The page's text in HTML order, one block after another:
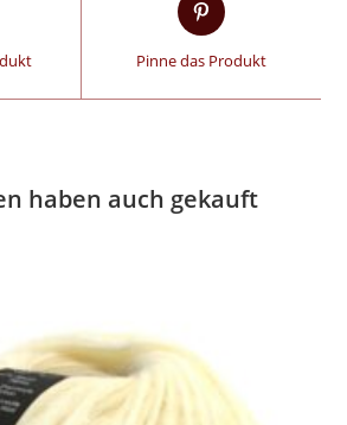
Pinne das Produkt
haben auch gekauft